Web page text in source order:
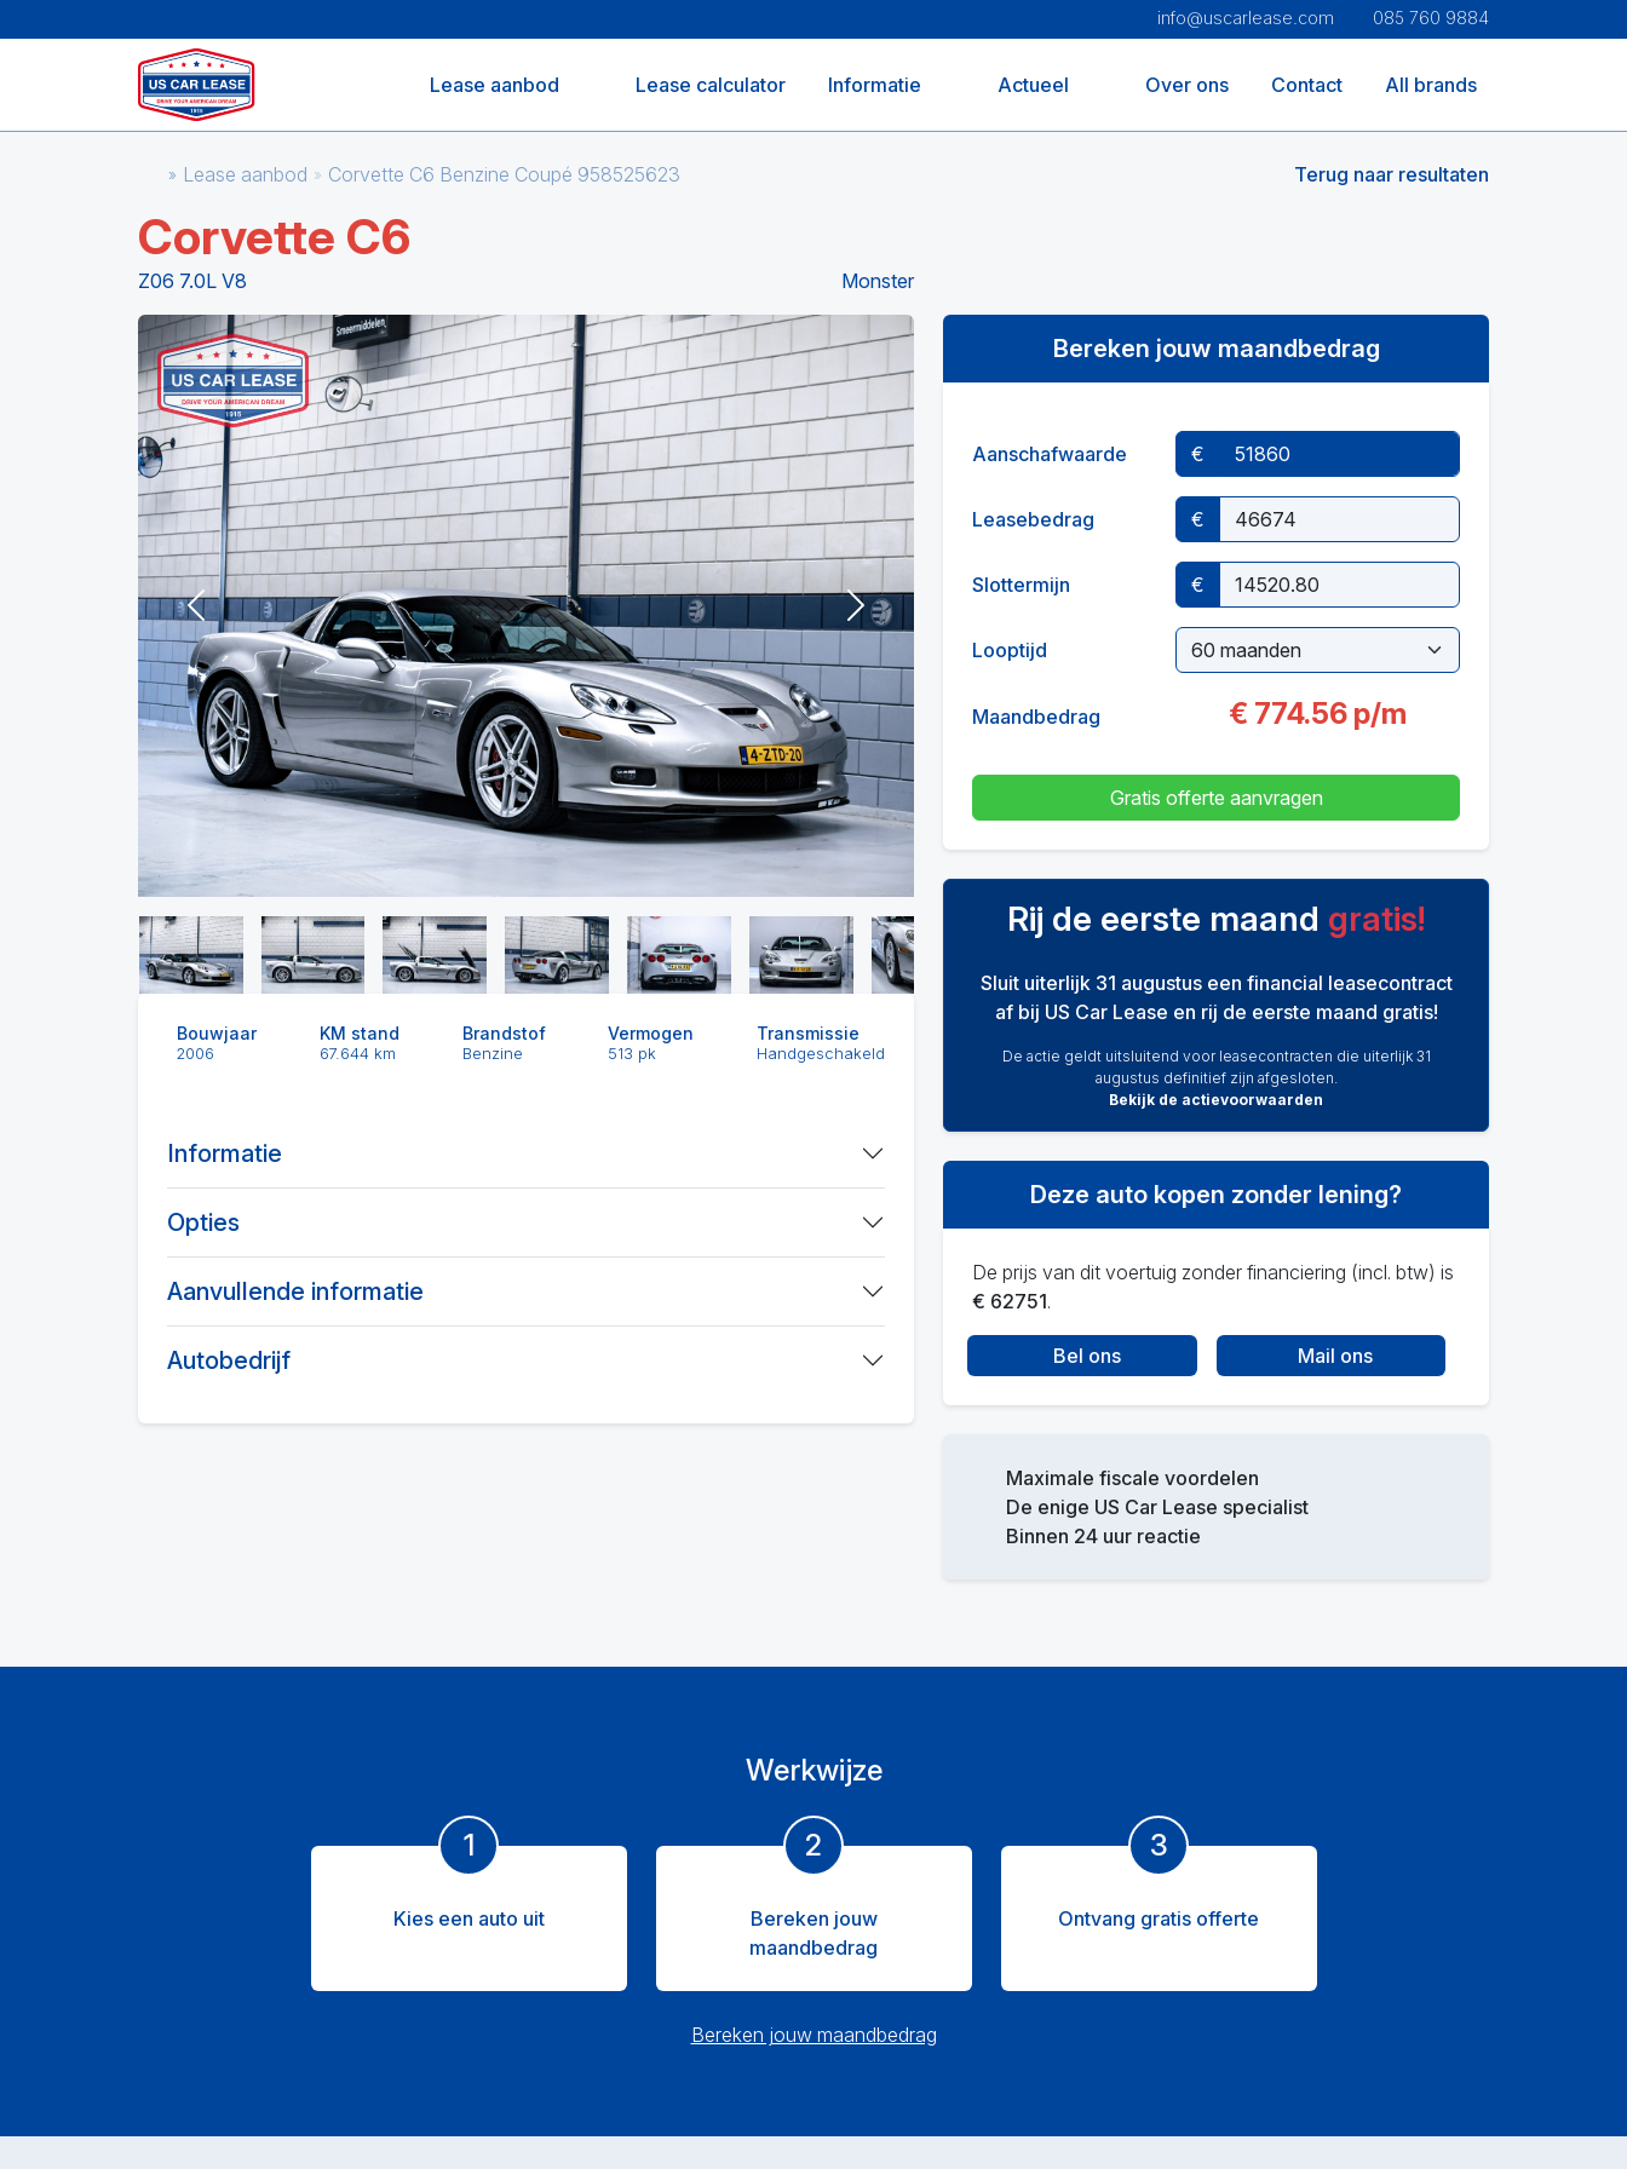
info@uscarlease.com 085 760 9884
Lease aanbod Lease calculator Informatie Actueel Over ons Contact All brands
Lease aanbod Corvette C6 Benzine Coupé 958525623 Terug naar resultaten
Corvette C6
Z06 7.0L V8 Monster
Previous Next
Bouwjaar
2006
KM stand
67.644 km
Brandstof
Benzine
Vermogen
513 pk
Transmissie
Handgeschakeld
Informatie
Opties
Aanvullende informatie
Autobedrijf
Bereken jouw maandbedrag
Aanschafwaarde €
Leasebedrag €
Slottermijn €
Looptijd
Maandbedrag € 774.56 p/m
Gratis offerte aanvragen
Rij de eerste maand gratis!
Sluit uiterlijk 31 augustus een financial leasecontract
af bij US Car Lease en rij de eerste maand gratis!
De actie geldt uitsluitend voor leasecontracten die uiterlijk 31
augustus definitief zijn afgesloten.
Bekijk de actievoorwaarden
Deze auto kopen zonder lening?
De prijs van dit voertuig zonder financiering (incl. btw) is
€ 62751.
Bel ons Mail ons
Maximale fiscale voordelen
De enige US Car Lease specialist
Binnen 24 uur reactie
Werkwijze
1
Kies een auto uit
2
Bereken jouw
maandbedrag
3
Ontvang gratis offerte
Bereken jouw maandbedrag